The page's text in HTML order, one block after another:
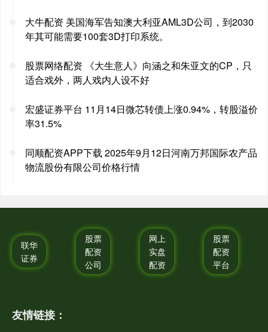
大牛配资 美国海军告知澳大利亚AML3D公司，到2030
年其可能需要100套3D打印系统。
股票网络配资 《大生意人》向涵之和朱亚文的CP，只
适合戏外，两人戏内人设不好
宏盛证券平台 11月14日微芯转债上涨0.94%，转股溢价
率31.5%
同顺配资APP下载 2025年9月12日河南万邦国际农产品
物流股份有限公司价格行情
联华
证券
股票
配资
公司
网上
实盘
配资
股票
配资
平台
友情链接：